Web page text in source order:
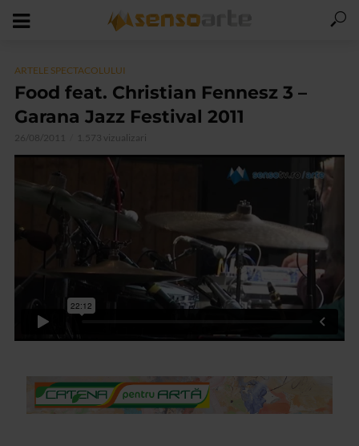
ARTELE SPECTACOLULUI
Food feat. Christian Fennesz 3 –
Garana Jazz Festival 2011
26/08/2011 1.573 vizualizari